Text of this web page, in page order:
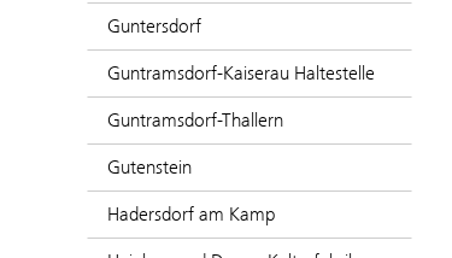
Guntersdorf
Guntramsdorf-Kaiserau Haltestelle
Guntramsdorf-Thallern
Gutenstein
Hadersdorf am Kamp